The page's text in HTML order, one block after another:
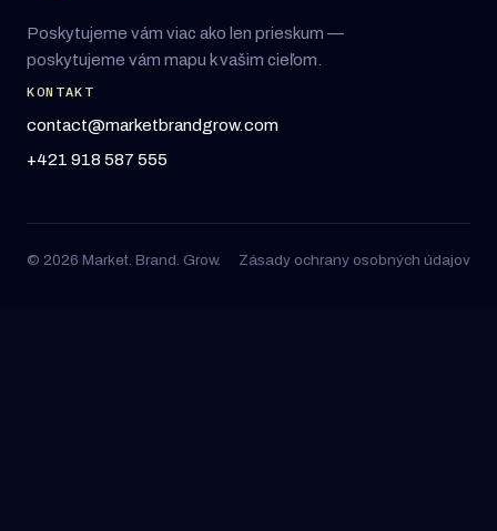
Poskytujeme vám viac ako len prieskum —
poskytujeme vám mapu k vašim cieľom.
KONTAKT
contact@marketbrandgrow.com
+421 918 587 555
© 2026 Market. Brand. Grow. Zásady ochrany osobných údajov